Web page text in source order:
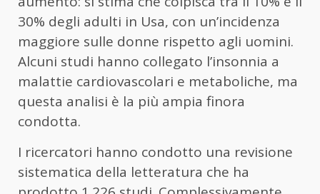
30% degli adulti in Usa, con un’incidenza
maggiore sulle donne rispetto agli uomini.
Alcuni studi hanno collegato l’insonnia a
malattie cardiovascolari e metaboliche, ma
questa analisi è la più ampia finora
condotta.
I ricercatori hanno condotto una revisione
sistematica della letteratura che ha